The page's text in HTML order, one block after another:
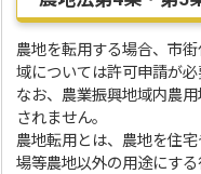
農地を転用する場合、市
域については許可申請が必
なお、農業振興地域内農
されません。
農地転用とは、農地を住
場等農地以外の用途にす